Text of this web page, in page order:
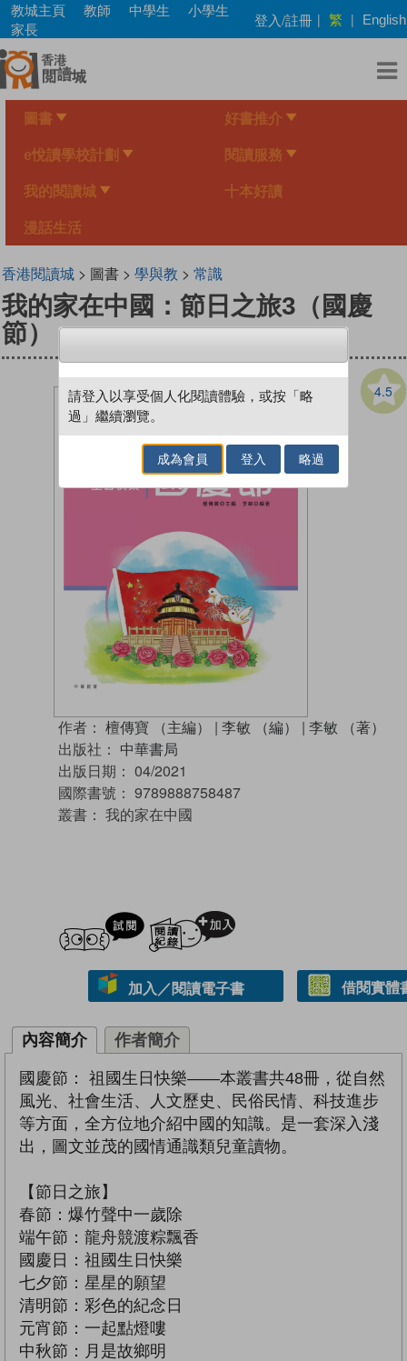
Skip
main
content
教城主頁 教師 中學生
小學生
家長
登入/註冊 | 繁 | English
圖書 好書推介
e悅讀學校計劃 閱讀服務
我的閱讀城 十本好讀
漫話生活
香港閱讀城> 圖書 > 學與教 > 常識
我的家在中國：節日之旅3（國慶
節）
4.5
作者： 檀傳寶 （主編） | 李敏 （編） | 李敏 （著）
出版社： 中華書局
出版日期： 04/2021
國際書號： 9789888758487
叢書： 我的家在中國
試閲
加入／閱讀電子書 借閱實體
內容簡介 作者簡介
國慶節： 祖國生日快樂——本叢書共48冊，從自然
風光、社會生活、人文歷史、民俗民情、科技進步
等方面，全方位地介紹中國的知識。是一套深入淺
出，圖文並茂的國情通識類兒童讀物。
【節日之旅】
春節：爆竹聲中一歲除
端午節：龍舟競渡粽飄香
國慶日：祖國生日快樂
七夕節：星星的願望
清明節：彩色的紀念日
元宵節：一起點燈嘍
中秋節：月是故鄉明
請登入以享受個人化閱讀體驗，或按「略
過」繼續瀏覽。
成為會員 登入 略過